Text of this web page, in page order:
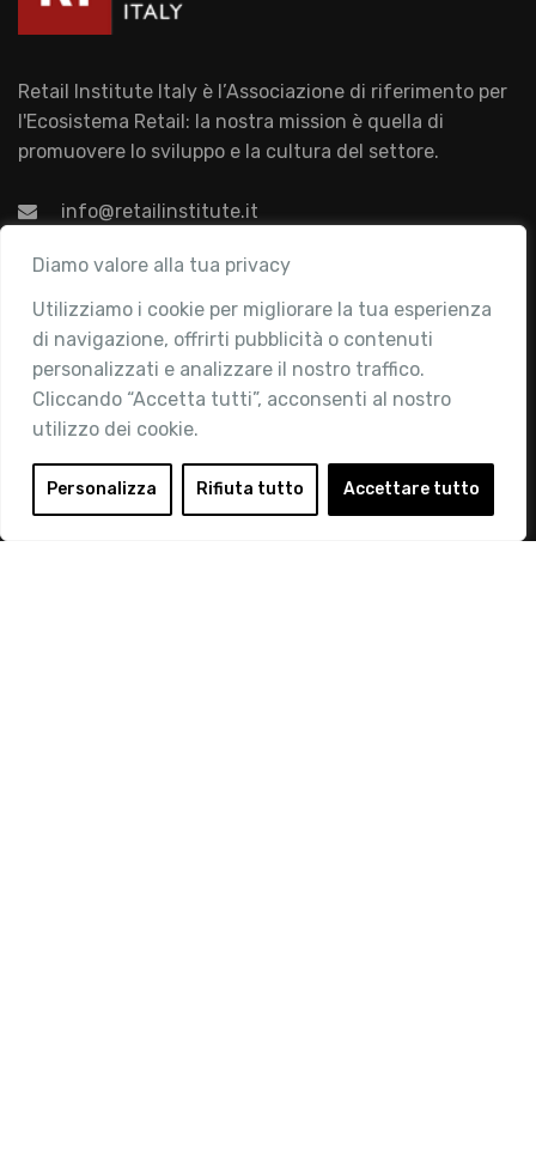
Diamo valore alla tua privacy
Utilizziamo i cookie per migliorare la tua esperienza
di navigazione, offrirti pubblicità o contenuti
personalizzati e analizzare il nostro traffico.
Cliccando “Accetta tutti”, acconsenti al nostro
utilizzo dei cookie.
Personalizza Rifiuta tutto Accettare tutto
Retail Institute Italy è l’Associazione di riferimento per
l'Ecosistema Retail: la nostra mission è quella di
promuovere lo sviluppo e la cultura del settore.
info@retailinstitute.it
Associazione
Chi siamo
Attività
Contatti
Area Riservata
Login
Diventa Socio